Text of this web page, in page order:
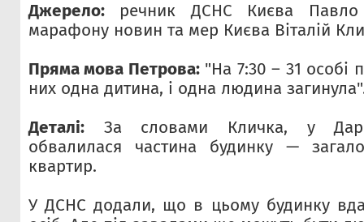
Джерело: речник ДСНС Києва
марафону новин та мер Києва Віталій
Пряма мова Петрова:"На 7:30 – 31 особі
них одна дитина, і одна людина
Деталі: За словами Кличка, у
обвалилася частина будинку —
квартир.
У ДСНС додали, що в цьому будинку